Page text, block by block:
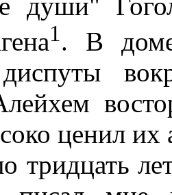
1.
В
ценил их
тридцать